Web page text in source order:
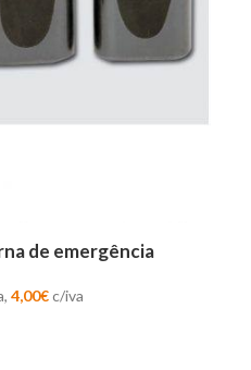
de emergência
4,00€c/iva